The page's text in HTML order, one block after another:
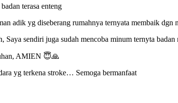
terasa enteng
adik yg diseberang rumahnya ternyata membaik dgn
Saya sendiri juga sudah mencoba minum ternyta
AMIEN 😇🙏
yg terkena stroke… Semoga bermanfaat